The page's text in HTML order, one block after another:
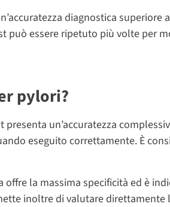
diagnostica superiore
può essere ripetuto più volte per
pylori?
un’accuratezza
eseguito correttamente. È
la massima specificità ed è
inoltre di valutare direttamente